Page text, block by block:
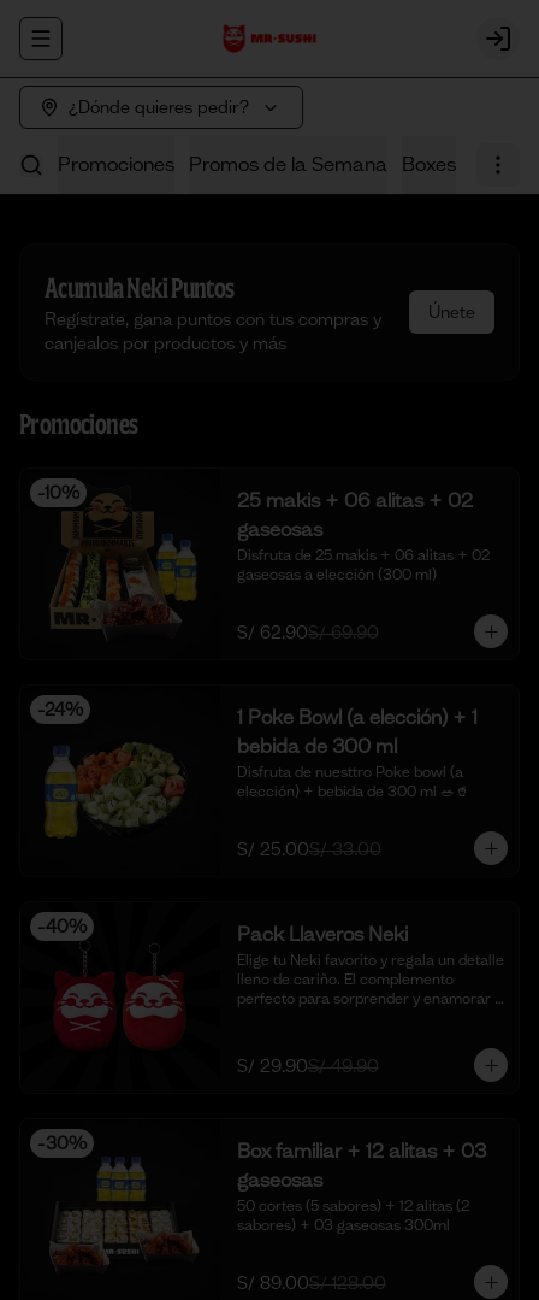
Abrir menu de navegación Login
¿Dónde quieres pedir?
Promociones Promos de la Semana Boxes Poke
AcumulaNeki Puntos
Regístrate, gana puntos con tus compras y
canjealos por productos y más
Únete
Promociones
-10%
25 makis + 06 alitas + 02
gaseosas
Disfruta de 25 makis + 06 alitas + 02
gaseosas a elección (300 ml)
S/ 62.90S/ 69.90
-24%
1 Poke Bowl (a elección) + 1
bebida de 300 ml
Disfruta de nuesttro Poke bowl (a
elección) + bebida de 300 ml 🥗🥤
S/ 25.00S/ 33.00
-40% Pack Llaveros Neki
Elige tu Neki favorito y regala un detalle
lleno de cariño. El complemento
perfecto para sorprender y enamorar
S/ 29.90S/ 49.90
-30%
Box familiar + 12 alitas + 03
gaseosas
50 cortes (5 sabores) + 12 alitas (2
sabores) + 03 gaseosas 300ml
S/ 89.00S/ 128.00